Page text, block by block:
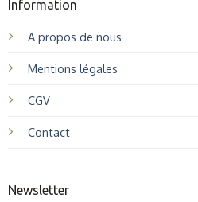
Information
A propos de nous
Mentions légales
CGV
Contact
Newsletter